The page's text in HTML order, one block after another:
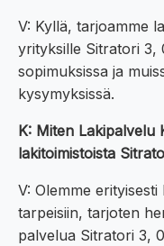
V: Kyllä, tarjoamme
yrityksille Sitratori 3,
sopimuksissa ja
kysymyksissä.
K: Miten Lakipalvelu
lakitoimistoista
V: Olemme
tarpeisiin, tarjoten
palvelua Sitratori 3,